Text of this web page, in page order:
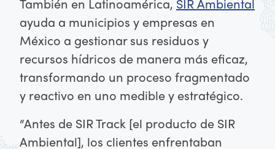
También en Latinoamérica, SIR Ambiental
ayuda a municipios y empresas en
México a gestionar sus residuos y
recursos hídricos de manera más eficaz,
transformando un proceso fragmentado
y reactivo en uno medible y estratégico.
“Antes de SIR Track [el producto de SIR
Ambiental], los clientes enfrentaban